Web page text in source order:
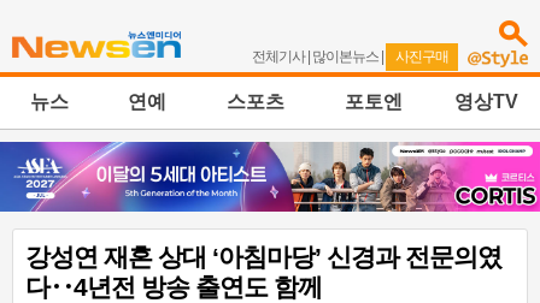
전체기사| 많이본뉴스 | 사진구매
뉴스 연예 스포츠 포토엔 영상TV
강성연 재혼 상대 ‘아침마당’ 신경과 전문의였
다‥4년전 방송 출연도 함께